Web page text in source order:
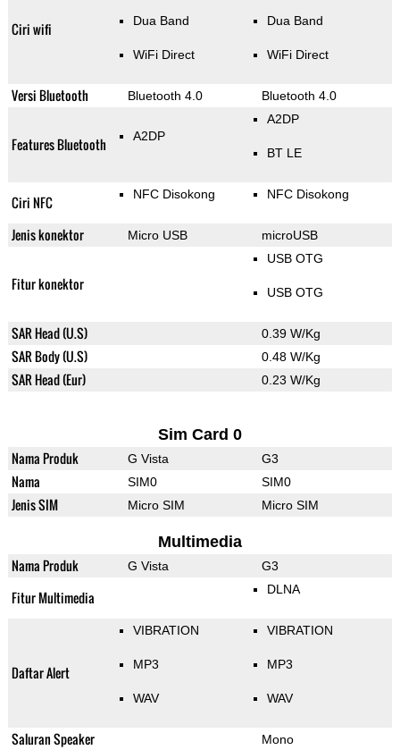
Ciri wifi Dua Band
WiFi Direct
Dua Band
WiFi Direct
Versi Bluetooth Bluetooth 4.0 Bluetooth 4.0
Features Bluetooth A2DP
A2DP
BT LE
Ciri NFC NFC Disokong NFC Disokong
Jenis konektor Micro USB microUSB
Fitur konektor
USB OTG
USB OTG
SAR Head (U.S) 0.39 W/Kg
SAR Body (U.S) 0.48 W/Kg
SAR Head (Eur) 0.23 W/Kg
Sim Card 0
Nama Produk G Vista G3
Nama SIM0 SIM0
Jenis SIM Micro SIM Micro SIM
Multimedia
Nama Produk G Vista G3
Fitur Multimedia DLNA
Daftar Alert
VIBRATION
MP3
WAV
VIBRATION
MP3
WAV
Saluran Speaker Mono